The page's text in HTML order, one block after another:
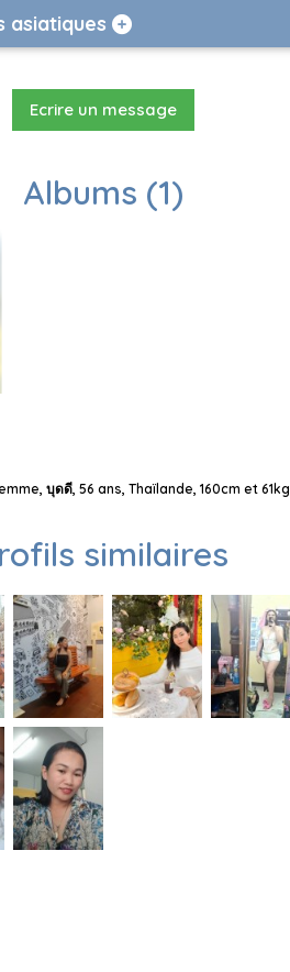
asiatiques
Ecrire un message
Albums (1)
บุดดี, 56 ans, Thaïlande, 160cm et 61kg
similaires